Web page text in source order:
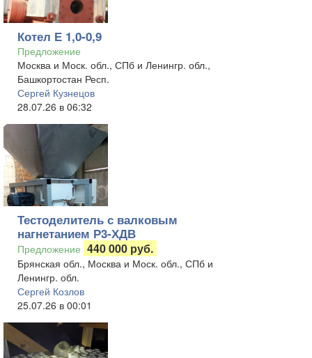
Котел Е 1,0-0,9
Предложение
Москва и Моск. обл., СПб и Ленингр. обл.,
Башкортостан Респ.
Сергей Кузнецов
28.07.26 в 06:32
Тестоделитель с валковым
нагнетанием Р3-ХДВ
Предложение 440 000 руб.
Брянская обл., Москва и Моск. обл., СПб и
Ленингр. обл.
Сергей Козлов
25.07.26 в 00:01